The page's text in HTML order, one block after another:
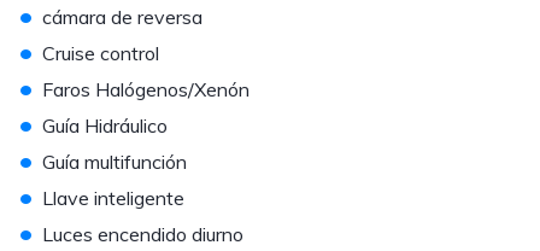
• cámara de reversa
• Cruise control
• Faros Halógenos/Xenón
• Guía Hidráulico
• Guía multifunción
• Llave inteligente
• Luces encendido diurno